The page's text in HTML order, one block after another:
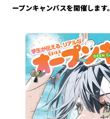
ープンキャンパスを開催します。